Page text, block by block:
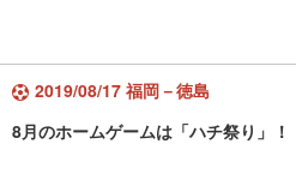
2019/08/17 福岡－徳島
8月のホームゲームは「ハチ祭り」！